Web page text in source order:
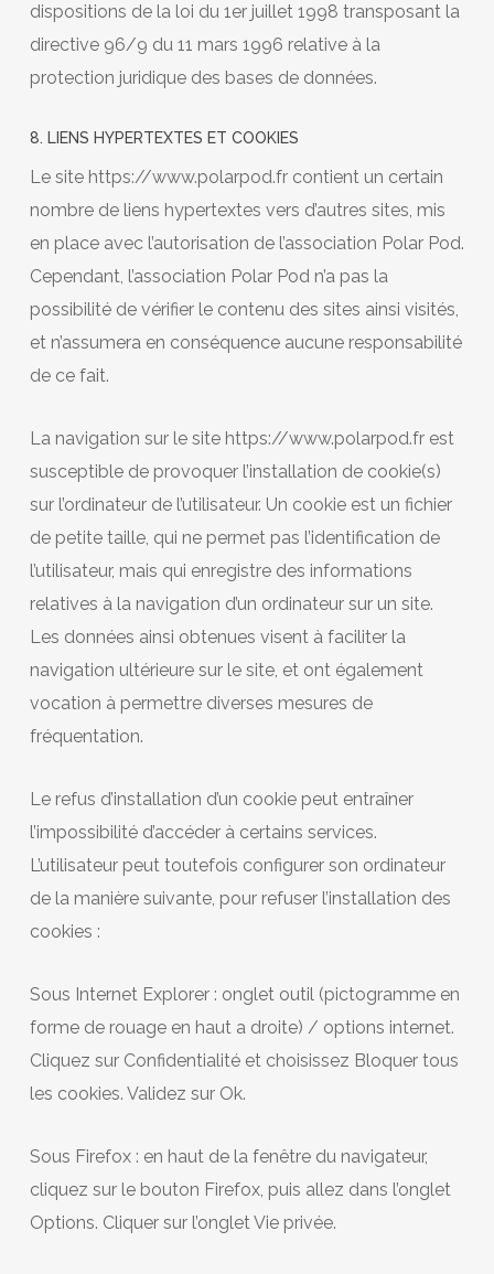
dispositions de la loi du 1er juillet 1998 transposant la
directive 96/9 du 11 mars 1996 relative à la
protection juridique des bases de données.
8. LIENS HYPERTEXTES ET COOKIES
Le site https://www.polarpod.fr contient un certain
nombre de liens hypertextes vers d’autres sites, mis
en place avec l’autorisation de l’association Polar Pod.
Cependant, l’association Polar Pod n’a pas la
possibilité de vérifier le contenu des sites ainsi visités,
et n’assumera en conséquence aucune responsabilité
de ce fait.
La navigation sur le site https://www.polarpod.fr est
susceptible de provoquer l’installation de cookie(s)
sur l’ordinateur de l’utilisateur. Un cookie est un fichier
de petite taille, qui ne permet pas l’identification de
l’utilisateur, mais qui enregistre des informations
relatives à la navigation d’un ordinateur sur un site.
Les données ainsi obtenues visent à faciliter la
navigation ultérieure sur le site, et ont également
vocation à permettre diverses mesures de
fréquentation.
Le refus d’installation d’un cookie peut entraîner
l’impossibilité d’accéder à certains services.
L’utilisateur peut toutefois configurer son ordinateur
de la manière suivante, pour refuser l’installation des
cookies :
Sous Internet Explorer : onglet outil (pictogramme en
forme de rouage en haut a droite) / options internet.
Cliquez sur Confidentialité et choisissez Bloquer tous
les cookies. Validez sur Ok.
Sous Firefox : en haut de la fenêtre du navigateur,
cliquez sur le bouton Firefox, puis allez dans l’onglet
Options. Cliquer sur l’onglet Vie privée.